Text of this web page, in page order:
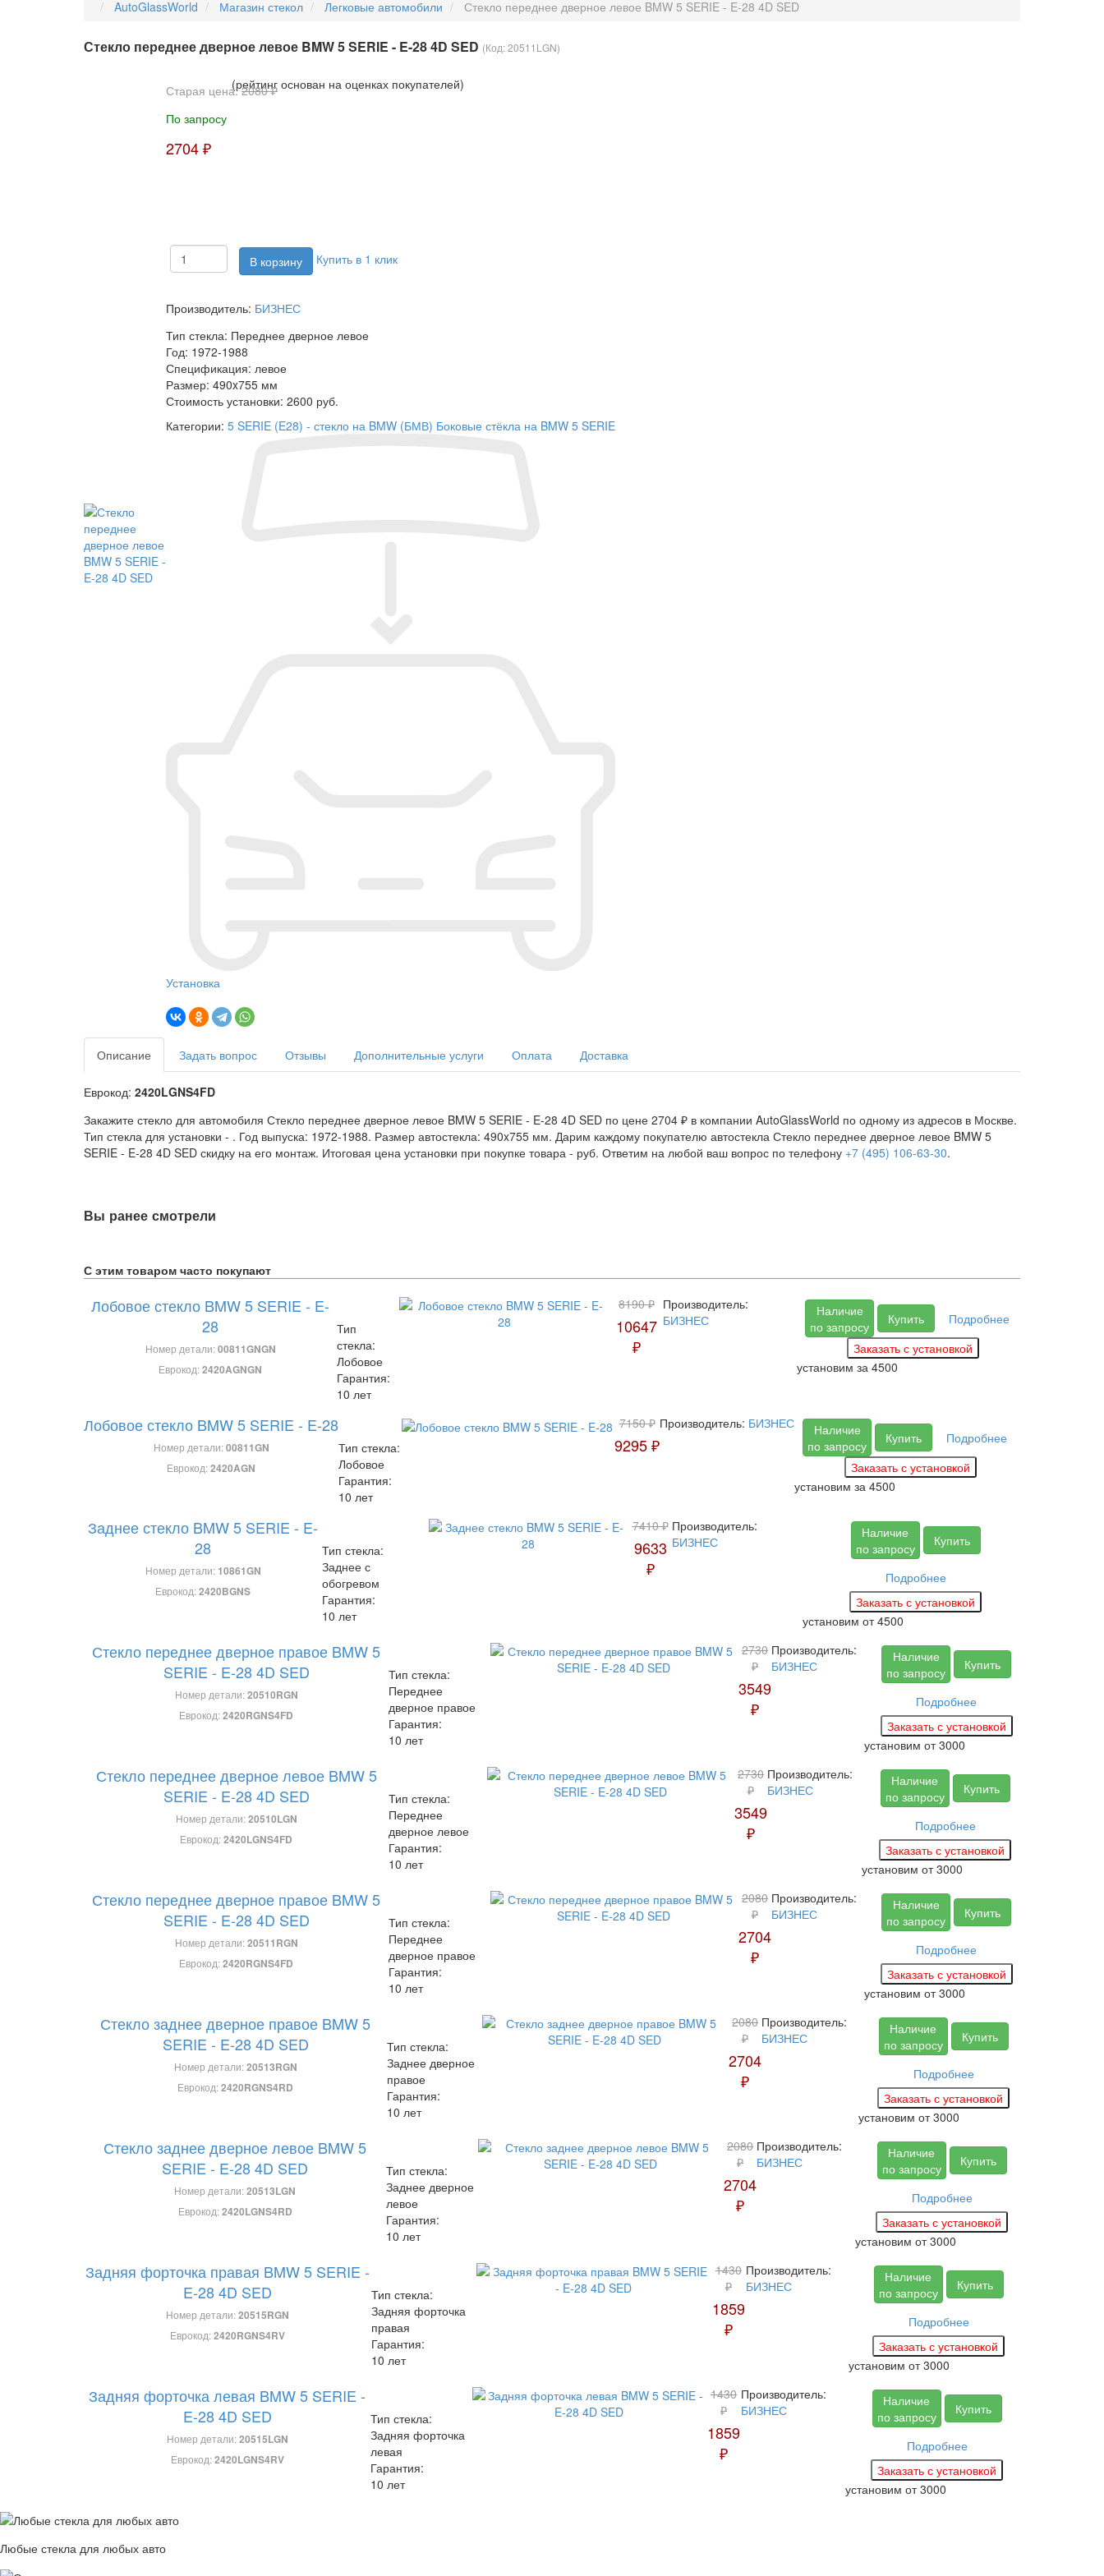
AutoGlassWorld Магазин стекол Легковые автомобили Стекло переднее дверное левое BMW 5 SERIE - E-28 4D SED
Стекло переднее дверное левое BMW 5 SERIE - E-28 4D SED (Код:20511LGN)
(рейтинг основан на оценках покупателей)
Старая цена:2080 ₽
По запросу
2704 ₽
Купить в 1 клик
Производитель: БИЗНЕС
Тип стекла: Переднее дверное левое
Год: 1972-1988
Спецификация: левое
Размер: 490x755 мм
Стоимость установки: 2600 руб.
Категории: 5 SERIE (E28) - стекло на BMW (БМВ) Боковые стёкла на BMW 5 SERIE
Установка
Описание Задать вопрос Отзывы Дополнительные услуги Оплата Доставка
Еврокод: 2420LGNS4FD
Закажите стекло для автомобиля Стекло переднее дверное левое BMW 5 SERIE - E-28 4D SED по цене 2704 ₽ в компании AutoGlassWorld по одному из адресов в Москве.
Тип стекла для установки - . Год выпуска: 1972-1988. Размер автостекла: 490x755 мм. Дарим каждому покупателю автостекла Стекло переднее дверное левое BMW 5
SERIE - E-28 4D SED скидку на его монтаж. Итоговая цена установки при покупке товара - руб. Ответим на любой ваш вопрос по телефону +7 (495) 106-63-30.
Вы ранее смотрели
С этим товаром часто покупают
Лобовое стекло BMW 5 SERIE - E-
28
Номер детали:00811GNGN
Еврокод:2420AGNGN
Тип
стекла:
Лобовое
Гарантия:
10 лет
8190 ₽
10647
₽
Производитель:
БИЗНЕС
Наличие
по запросу
Купить Подробнее
установим за 4500
Лобовое стекло BMW 5 SERIE - E-28
Номер детали:00811GN
Еврокод:2420AGN
Тип стекла:
Лобовое
Гарантия:
10 лет
7150 ₽
9295 ₽
Производитель: БИЗНЕС
Наличие
по запросу
Купить Подробнее
установим за 4500
Заднее стекло BMW 5 SERIE - E-
28
Номер детали: 10861GN
Еврокод:2420BGNS
Тип стекла:
Заднее с
обогревом
Гарантия:
10 лет
7410 ₽
9633
₽
Производитель:
БИЗНЕС
Наличие
по запросу
Купить
Подробнее
установим от 4500
Стекло переднее дверное правое BMW 5
SERIE - E-28 4D SED
Номер детали:20510RGN
Еврокод:2420RGNS4FD
Тип стекла:
Переднее
дверное правое
Гарантия:
10 лет
2730
₽
3549
₽
Производитель:
БИЗНЕС
Наличие
по запросу
Купить
Подробнее
установим от 3000
Стекло переднее дверное левое BMW 5
SERIE - E-28 4D SED
Номер детали:20510LGN
Еврокод:2420LGNS4FD
Тип стекла:
Переднее
дверное левое
Гарантия:
10 лет
2730
₽
3549
₽
Производитель:
БИЗНЕС
Наличие
по запросу
Купить
Подробнее
установим от 3000
Стекло переднее дверное правое BMW 5
SERIE - E-28 4D SED
Номер детали:20511RGN
Еврокод:2420RGNS4FD
Тип стекла:
Переднее
дверное правое
Гарантия:
10 лет
2080
₽
2704
₽
Производитель:
БИЗНЕС
Наличие
по запросу
Купить
Подробнее
установим от 3000
Стекло заднее дверное правое BMW 5
SERIE - E-28 4D SED
Номер детали:20513RGN
Еврокод:2420RGNS4RD
Тип стекла:
Заднее дверное
правое
Гарантия:
10 лет
2080
₽
2704
₽
Производитель:
БИЗНЕС
Наличие
по запросу
Купить
Подробнее
установим от 3000
Стекло заднее дверное левое BMW 5
SERIE - E-28 4D SED
Номер детали:20513LGN
Еврокод:2420LGNS4RD
Тип стекла:
Заднее дверное
левое
Гарантия:
10 лет
2080
₽
2704
₽
Производитель:
БИЗНЕС
Наличие
по запросу
Купить
Подробнее
установим от 3000
Задняя форточка правая BMW 5 SERIE -
E-28 4D SED
Номер детали:20515RGN
Еврокод:2420RGNS4RV
Тип стекла:
Задняя форточка
правая
Гарантия:
10 лет
1430
₽
1859
₽
Производитель:
БИЗНЕС
Наличие
по запросу
Купить
Подробнее
установим от 3000
Задняя форточка левая BMW 5 SERIE -
E-28 4D SED
Номер детали:20515LGN
Еврокод:2420LGNS4RV
Тип стекла:
Задняя форточка
левая
Гарантия:
10 лет
1430
₽
1859
₽
Производитель:
БИЗНЕС
Наличие
по запросу
Купить
Подробнее
установим от 3000
Любые стекла для любых авто